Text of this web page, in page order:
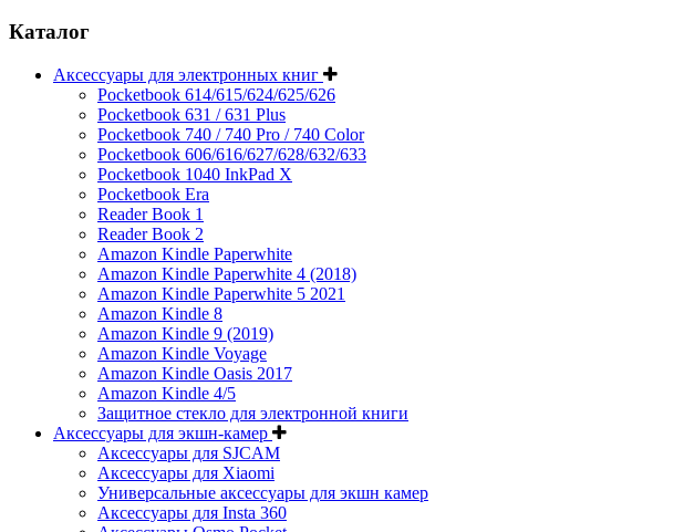
Каталог
Аксессуары для электронных книг
Pocketbook 614/615/624/625/626
Pocketbook 631 / 631 Plus
Pocketbook 740 / 740 Pro / 740 Color
Pocketbook 606/616/627/628/632/633
Pocketbook 1040 InkPad X
Pocketbook Era
Reader Book 1
Reader Book 2
Amazon Kindle Paperwhite
Amazon Kindle Paperwhite 4 (2018)
Amazon Kindle Paperwhite 5 2021
Amazon Kindle 8
Amazon Kindle 9 (2019)
Amazon Kindle Voyage
Amazon Kindle Oasis 2017
Amazon Kindle 4/5
Защитное стекло для электронной книги
Аксессуары для экшн-камер
Аксессуары для SJCAM
Аксессуары для Xiaomi
Универсальные аксессуары для экшн камер
Аксессуары для Insta 360